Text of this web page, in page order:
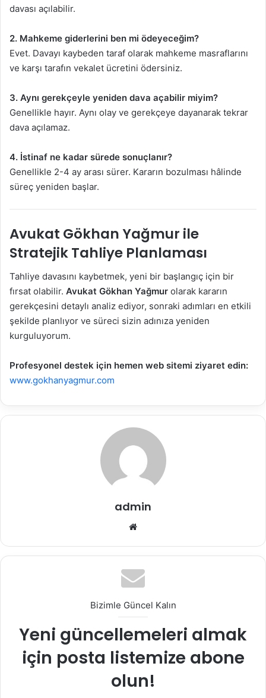
davası açılabilir.
2. Mahkeme giderlerini ben mi ödeyeceğim?
Evet. Davayı kaybeden taraf olarak mahkeme masraflarını
ve karşı tarafın vekalet ücretini ödersiniz.
3. Aynı gerekçeyle yeniden dava açabilir miyim?
Genellikle hayır. Aynı olay ve gerekçeye dayanarak tekrar
dava açılamaz.
4. İstinaf ne kadar sürede sonuçlanır?
Genellikle 2-4 ay arası sürer. Kararın bozulması hâlinde
süreç yeniden başlar.
Avukat Gökhan Yağmur ile
Stratejik Tahliye Planlaması
Tahliye davasını kaybetmek, yeni bir başlangıç için bir
fırsat olabilir. Avukat Gökhan Yağmur olarak kararın
gerekçesini detaylı analiz ediyor, sonraki adımları en etkili
şekilde planlıyor ve süreci sizin adınıza yeniden
kurguluyorum.
Profesyonel destek için hemen web sitemi ziyaret edin:
www.gokhanyagmur.com
admin
Bizimle Güncel Kalın
Yeni güncellemeleri almak
için posta listemize abone
olun!